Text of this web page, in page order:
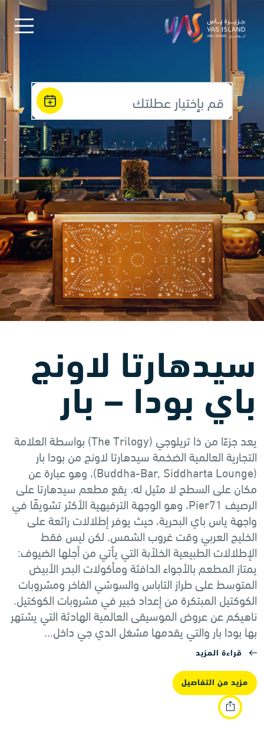
قم بإختيار عطلتك
سيدهارتا لاونج
باي بودا – بار
يعد جزءًا من ذا تريلوجي (The Trilogy) بواسطة العلامة
التجارية العالمية الضخمة سيدهارتا لاونج من بودا بار
(Buddha-Bar, Siddharta Lounge)، وهو عبارة عن
مكان على السطح لا مثيل له. يقع مطعم سيدهارتا على
الرصيف Pier71، وهو الوجهة الترفيهية الأكثر تشويقًا في
واجهة ياس باي البحرية، حيث يوفر إطلالات رائعة على
الخليج العربي وقت غروب الشمس. لكن ليس فقط
الإطلالات الطبيعية الخلاّبة التي يأتي من أجلها الضيوف:
يمتاز المطعم بالأجواء الدافئة ومأكولات البحر الأبيض
المتوسط على طراز التاباس والسوشي الفاخر ومشروبات
الكوكتيل المبتكرة من إعداد خبير في مشروبات الكوكتيل.
ناهيكم عن عروض الموسيقى العالمية الهادئة التي يشتهر
بها بودا بار والتي يقدمها مشغل الدي جي داخل...
قراءة المزيد
مزيد من التفاصيل